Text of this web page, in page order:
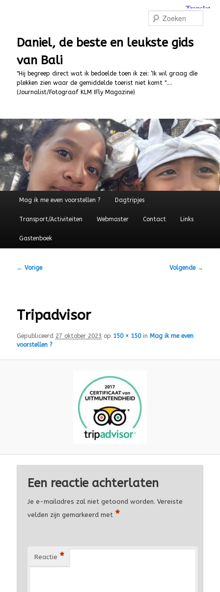
primaire
inhoudDaniel, de beste en leukste gids
van Bali
"Hij begreep direct wat ik bedoelde toen ik zei: ‘Ik wil graag díe
plekken zien waar de gemiddelde toerist niet komt "….
(Journalist/Fotograaf KLM IFly Magazine)
Hoofdmenu
Mag ik me even voorstellen ? Dagtripjes
Transport/Activiteiten Webmaster Contact Links
Gastenboek
Afbeeldingsnavigatie
← Vorige Volgende →
Tripadvisor
Gepubliceerd 27 oktober 2023 op 150 × 150in Mag ik me even
voorstellen ?
Een reactie achterlaten
Je e-mailadres zal niet getoond worden. Vereiste
velden zijn gemarkeerd met *
Reactie *